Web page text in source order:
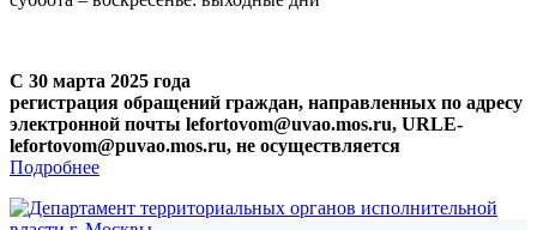
С 30 марта 2025 года
регистрация обращений граждан, направленных по адресу
электронной почты lefortovom@uvao.mos.ru, URLE-
lefortovom@puvao.mos.ru, не осуществляется
Подробнее